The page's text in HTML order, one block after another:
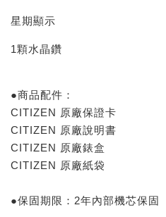
星期顯示
1顆水晶鑽
●商品配件：
CITIZEN 原廠保證卡
CITIZEN 原廠說明書
CITIZEN 原廠錶盒
CITIZEN 原廠紙袋
●保固期限：2年內部機芯保固